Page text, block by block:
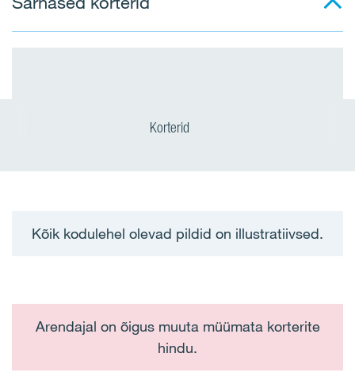
Korterid
Kõik kodulehel olevad pildid on illustratiivsed.
Arendajal on õigus muuta müümata korterite
hindu.